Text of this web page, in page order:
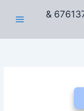
فني تركيب سيراميك الكويت 67613790 &